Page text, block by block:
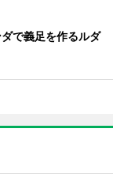
で義足を作るルダ